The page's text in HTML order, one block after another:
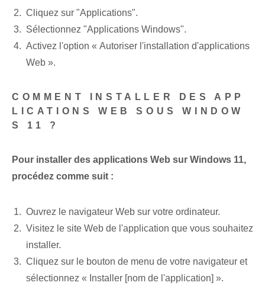
Cliquez sur "Applications".
Sélectionnez "Applications Windows".
Activez l'option « Autoriser l'installation d'applications
Web ».
COMMENT INSTALLER DES APP
LICATIONS WEB SOUS WINDOW
S 11 ?
Pour installer des applications Web sur Windows 11,
procédez comme suit :
Ouvrez le navigateur Web sur votre ordinateur.
Visitez le site Web de l'application que vous souhaitez
installer.
Cliquez sur le bouton de menu de votre navigateur et
sélectionnez « Installer [nom de l'application] ».